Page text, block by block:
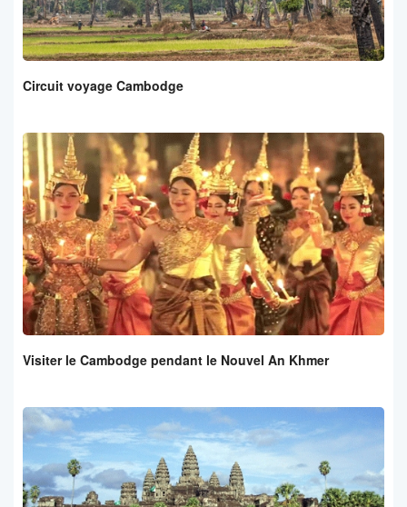
Circuit voyage Cambodge
Visiter le Cambodge pendant le Nouvel An Khmer